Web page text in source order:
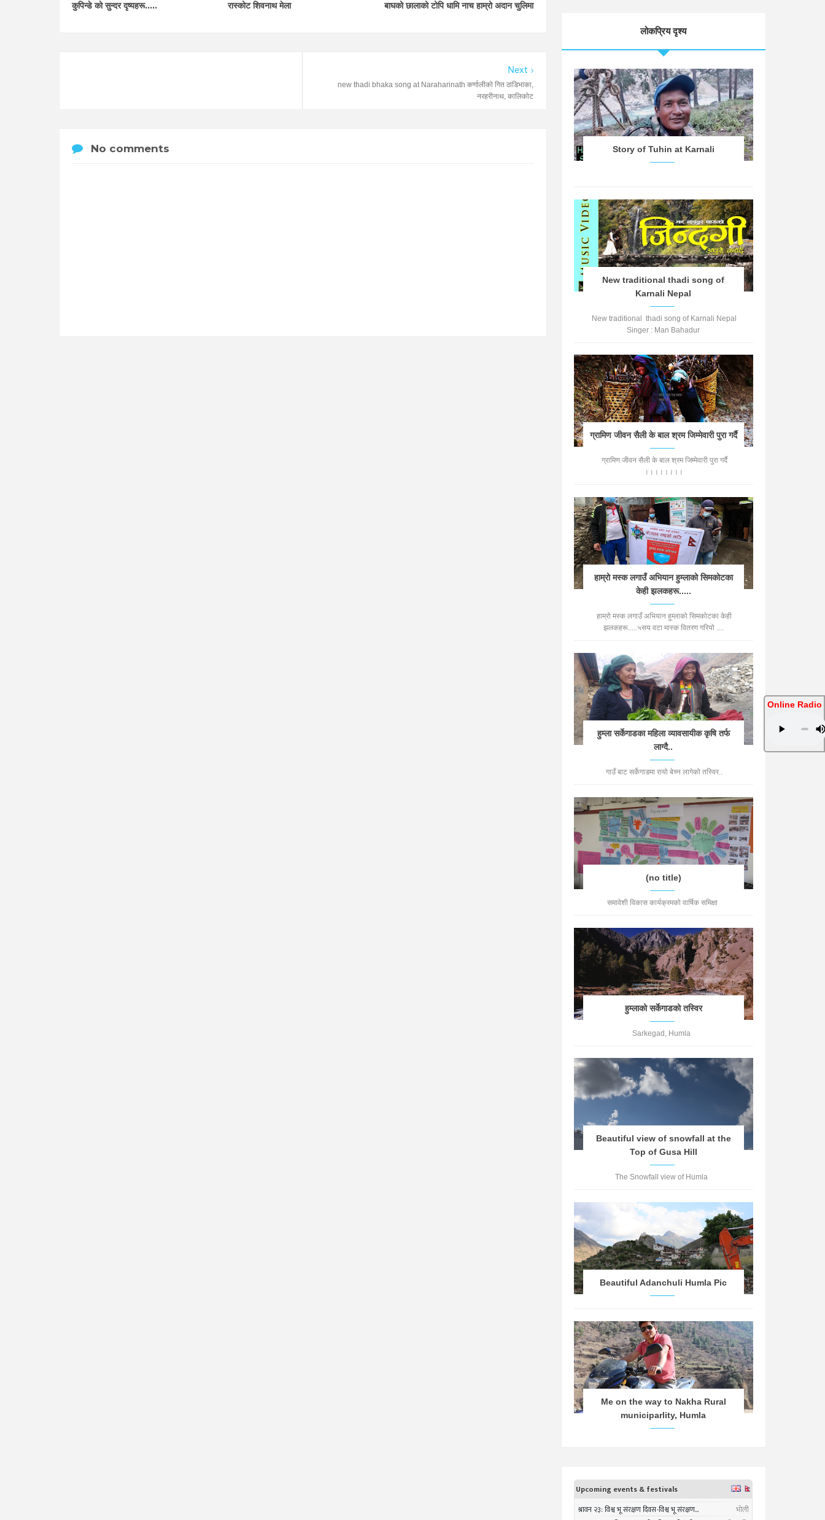
Online Radio
कुपिन्डे को सुन्दर दृष्यहरू..... रास्कोट शिवनाथ मेला बाघको छालाको टोपि धामि नाच हाम्रो अदान चुलिमा
Next
new thadi bhaka song at Naraharinath कर्णालीको गित ठाडिभाका,
नरहरीनाथ, कालिकोट
No comments
लोकप्रिय दृश्य
Story of Tuhin at Karnali
New traditional thadi song of
Karnali Nepal
New traditional thadi song of Karnali Nepal
Singer : Man Bahadur
ग्रामिण जीवन सैली के बाल श्रम जिम्मेवारी पुरा गर्दै
ग्रामिण जीवन सैली के बाल श्रम जिम्मेवारी पुरा गर्दै
।।।।।।।।
हाम्रो मस्क लगाउँ अभियान हुम्लाको सिमकोटका
केही झलकहरू.....
हाम्रो मस्क लगाउँ अभियान हुम्लाको सिमकोटका केही
झलकहरू.....५सय वटा मास्क वितरण गरियो ....
हुम्ला सर्केगाडका महिला व्यावसायीक कृषि तर्फ
लाग्दै..
गाउँ बाट सर्केगाडमा रायो बेच्न लागेको तस्विर..
(no title)
समावेशी विकास कार्यक्रमको वार्षिक समिक्षा
हुम्लाको सर्केगाडको तस्विर
Sarkegad, Humla
Beautiful view of snowfall at the
Top of Gusa Hill
The Snowfall view of Humla
Beautiful Adanchuli Humla Pic
Me on the way to Nakha Rural
municiparlity, Humla